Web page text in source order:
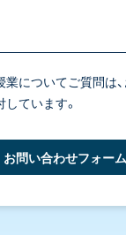
についてご質問は、
ています。
お問い合わせフォーム